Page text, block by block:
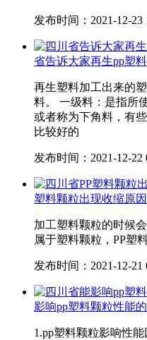
发布时间：2021-12-23
省告诉大家再生pp塑
再生塑料加工出来的
料。 一级料：是指所
或者称为下角料，有
比较好的
发布时间：2021-12-22
塑料颗粒出现收缩原
加工塑料颗粒的时候
属于塑料颗粒，PP塑
发布时间：2021-12-21
影响pp塑料颗粒性能
1.pp塑料颗粒影响性